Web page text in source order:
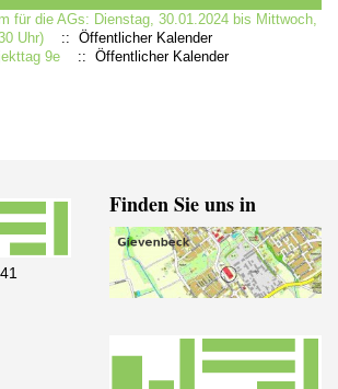
für die AGs: Dienstag, 30.01.2024 bis Mittwoch,
Uhr)
:: Öffentlicher Kalender
9e
:: Öffentlicher Kalender
Finden Sie uns in